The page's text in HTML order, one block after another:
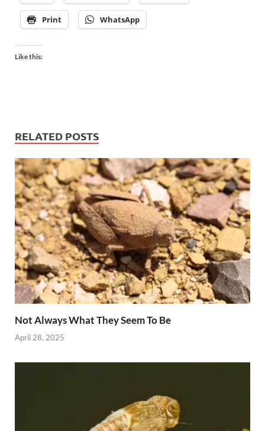
Print WhatsApp
Like this:
RELATED POSTS
Not Always What They Seem To Be
April 28, 2025